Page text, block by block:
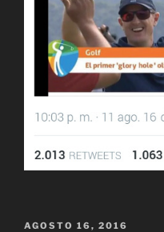
PUBLICADO
AGOSTO 16, 2016